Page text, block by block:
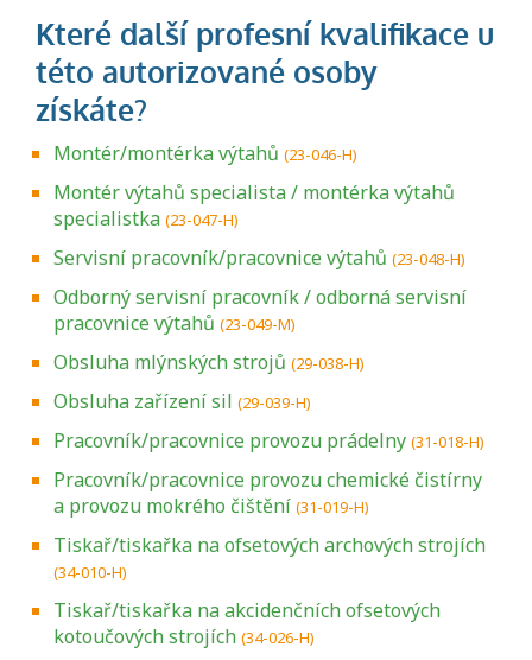
Montér/montérka výtahů (23-046-H)
Montér výtahů specialista / montérka výtahů
specialistka (23-047-H)
Servisní pracovník/pracovnice výtahů (23-048-H)
Odborný servisní pracovník / odborná servisní
pracovnice výtahů (23-049-M)
Obsluha mlýnských strojů (29-038-H)
Obsluha zařízení sil (29-039-H)
Pracovník/pracovnice provozu prádelny (31-018-H)
Pracovník/pracovnice provozu chemické čistírny
a provozu mokrého čištění (31-019-H)
Tiskař/tiskařka na ofsetových archových strojích
(34-010-H)
Tiskař/tiskařka na akcidenčních ofsetových
kotoučových strojích (34-026-H)